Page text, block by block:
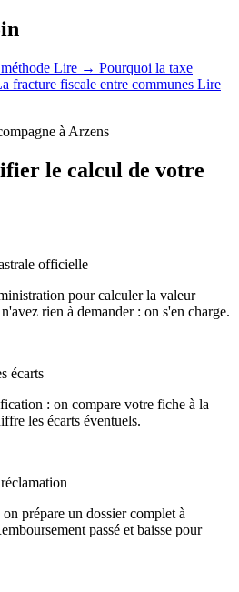
Lire → Pourquoi la taxe
fracture fiscale entre communes Lire
à Arzens
le calcul de votre
officielle
pour calculer la valeur
rien à demander : on s'en charge.
écarts
: on compare votre fiche à la
les écarts éventuels.
prépare un dossier complet à
passé et baisse pour